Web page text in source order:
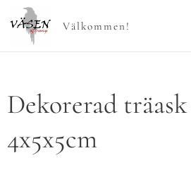
Välkommen!
Dekorerad
4x5x5cm